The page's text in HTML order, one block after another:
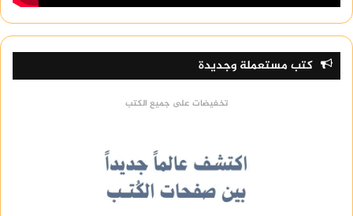
كتب مستعملة وجديدة
تخفيضات على جميع الكتب